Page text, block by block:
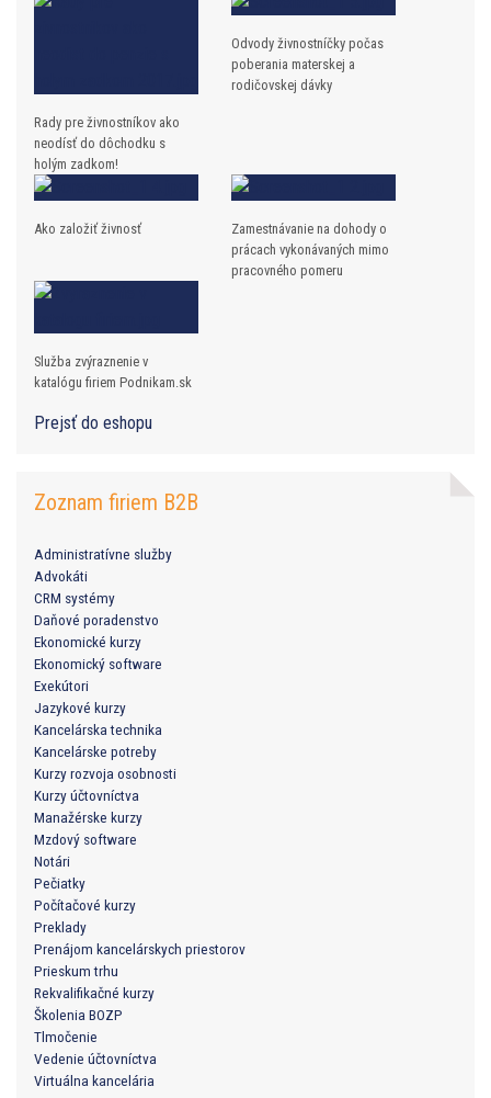
Rady pre živnostníkov ako
neodísť do dôchodku s
holým zadkom!
Odvody živnostníčky počas
poberania materskej a
rodičovskej dávky
Ako založiť živnosť
Zamestnávanie na dohody o
prácach vykonávaných mimo
pracovného pomeru
Služba zvýraznenie v
katalógu firiem Podnikam.sk
Prejsť do eshopu
Zoznam firiem B2B
Administratívne služby
Advokáti
CRM systémy
Daňové poradenstvo
Ekonomické kurzy
Ekonomický software
Exekútori
Jazykové kurzy
Kancelárska technika
Kancelárske potreby
Kurzy rozvoja osobnosti
Kurzy účtovníctva
Manažérske kurzy
Mzdový software
Notári
Pečiatky
Počítačové kurzy
Preklady
Prenájom kancelárskych priestorov
Prieskum trhu
Rekvalifikačné kurzy
Školenia BOZP
Tlmočenie
Vedenie účtovníctva
Virtuálna kancelária